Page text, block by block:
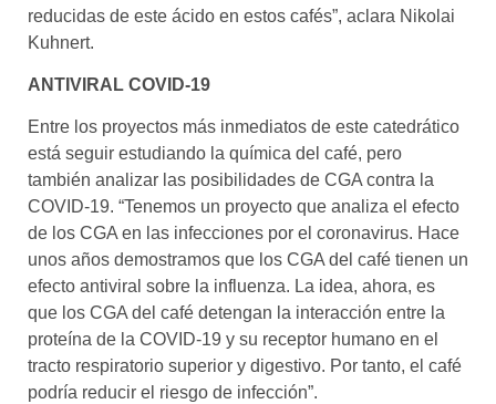
reducidas de este ácido en estos cafés”, aclara Nikolai
Kuhnert.
ANTIVIRAL COVID-19
Entre los proyectos más inmediatos de este catedrático
está seguir estudiando la química del café, pero
también analizar las posibilidades de CGA contra la
COVID-19. “Tenemos un proyecto que analiza el efecto
de los CGA en las infecciones por el coronavirus. Hace
unos años demostramos que los CGA del café tienen un
efecto antiviral sobre la influenza. La idea, ahora, es
que los CGA del café detengan la interacción entre la
proteína de la COVID-19 y su receptor humano en el
tracto respiratorio superior y digestivo. Por tanto, el café
podría reducir el riesgo de infección”.